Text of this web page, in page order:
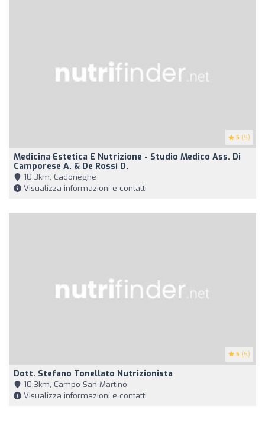
5 (5)
Medicina Estetica E Nutrizione - Studio Medico Ass. Di
Camporese A. & De Rossi D.
10,3km, Cadoneghe
Visualizza informazioni e contatti
5 (5)
Dott. Stefano Tonellato Nutrizionista
10,3km, Campo San Martino
Visualizza informazioni e contatti